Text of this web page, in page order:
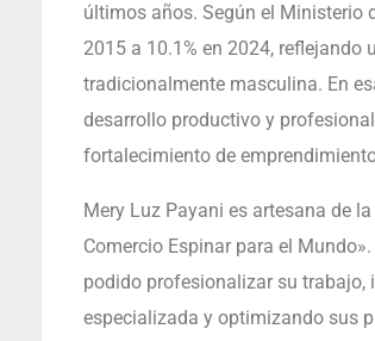
últimos años. Según el Ministerio
2015 a 10.1% en 2024,
tradicionalmente masculina. En
desarrollo productivo y
fortalecimiento de
Mery Luz Payani es artesana de
Comercio Espinar para el
podido profesionalizar su trabajo,
especializada y optimizando sus